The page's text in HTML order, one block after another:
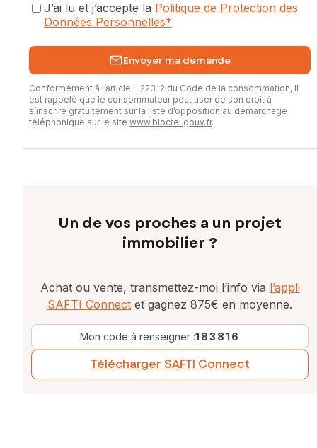
J’ai lu et j’accepte la Politique de Protection des
Données Personnelles*
Envoyer ma demande
Conformément à l’article L.223-2 du Code de la consommation, il
est rappelé que le consommateur peut user de son droit à
s’inscrire gratuitement sur la liste d’opposition au démarchage
téléphonique sur le site www.bloctel.gouv.fr.
Un de vos proches a un projet
immobilier ?
Achat ou vente, transmettez-moi l’info via l’appli
SAFTI Connect et gagnez 875€ en moyenne.
Mon code à renseigner :183816
Télécharger SAFTI Connect